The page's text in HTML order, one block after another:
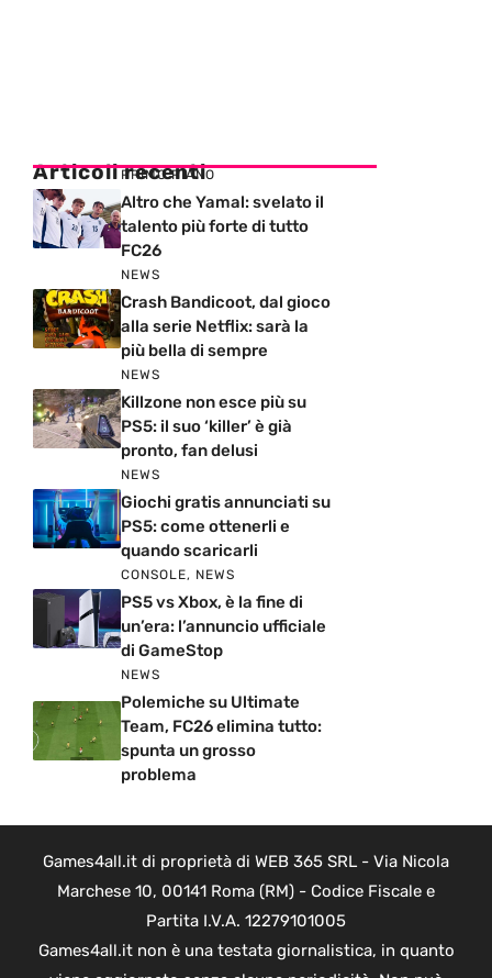
Articoli recenti
PRIMO PIANO
Altro che Yamal: svelato il
talento più forte di tutto
FC26
NEWS
Crash Bandicoot, dal gioco
alla serie Netflix: sarà la
più bella di sempre
NEWS
Killzone non esce più su
PS5: il suo ‘killer’ è già
pronto, fan delusi
NEWS
Giochi gratis annunciati su
PS5: come ottenerli e
quando scaricarli
CONSOLE, NEWS
PS5 vs Xbox, è la fine di
un’era: l’annuncio ufficiale
di GameStop
NEWS
Polemiche su Ultimate
Team, FC26 elimina tutto:
spunta un grosso
problema
Games4all.it di proprietà di WEB 365 SRL - Via Nicola
Marchese 10, 00141 Roma (RM) - Codice Fiscale e
Partita I.V.A. 12279101005
Games4all.it non è una testata giornalistica, in quanto